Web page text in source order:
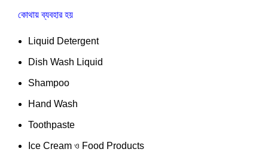
কোথায় ব্যবহার হয়
Liquid Detergent
Dish Wash Liquid
Shampoo
Hand Wash
Toothpaste
Ice Cream ও Food Products